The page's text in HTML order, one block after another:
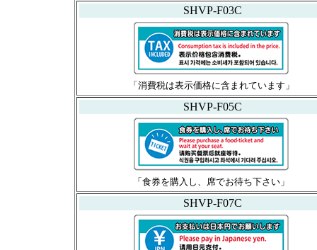
SHVP-F03C
「消費税は表示価格に含まれています」
SHVP-F05C
「食券を購入し、席でお待ち下さい」
SHVP-F07C